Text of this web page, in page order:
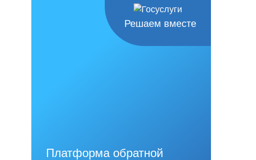
Решаем вместе
Платформа обратной